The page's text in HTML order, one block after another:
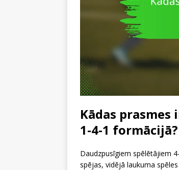
Kādas
1-4-1 formācijā?
Daudzpusīgiem spēlētājiem
spējas, vidējā laukuma